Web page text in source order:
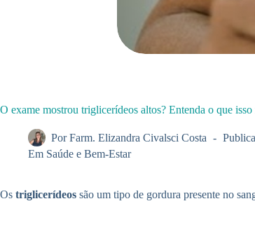
O exame mostrou triglicerídeos altos? Entenda o que
Por Farm. Elizandra Civalsci Costa
Em Saúde e Bem-Estar
Os triglicerídeos são um tipo de gordura presente no